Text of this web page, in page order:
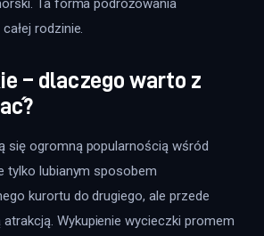
Ta forma podróżowania
rodzinie.
– dlaczego warto z
się ogromną popularnością wśród
tylko lubianym sposobem
kurortu do drugiego, ale przede
Wykupienie wycieczki promem